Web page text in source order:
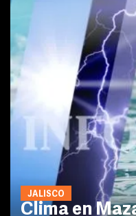
JALISCO
Clima en